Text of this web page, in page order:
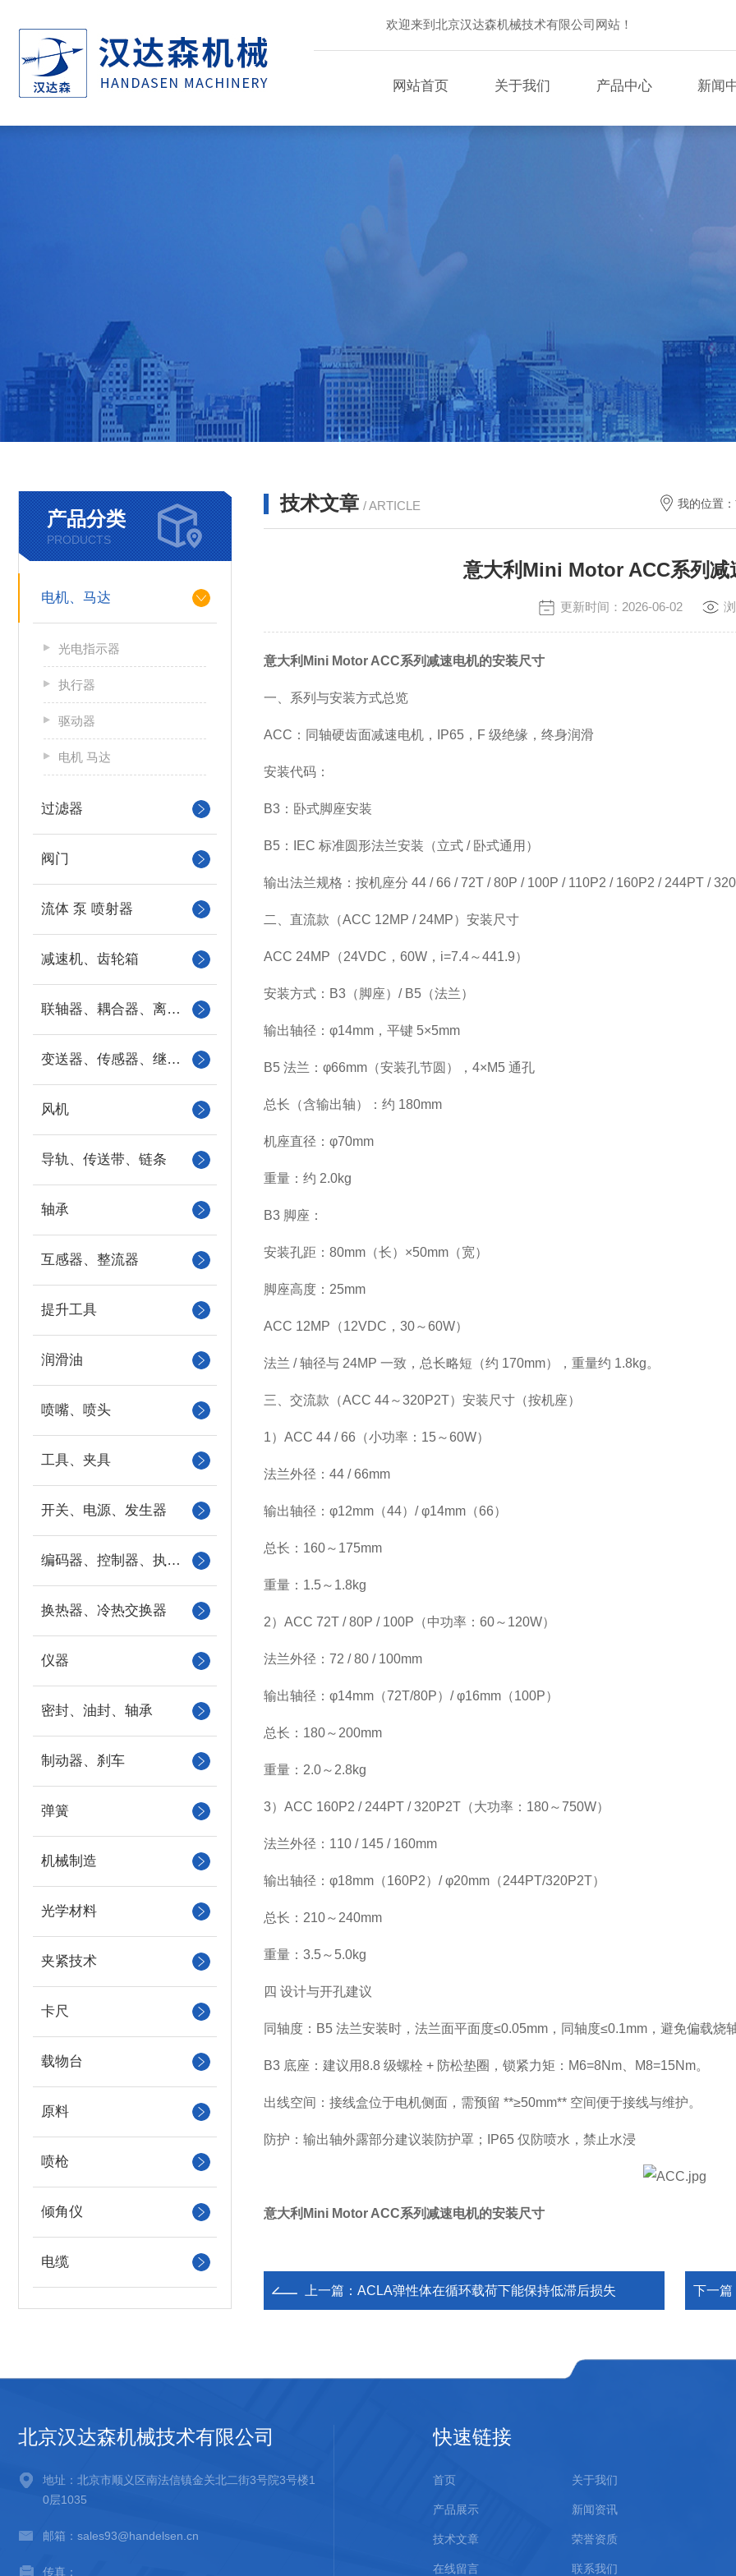
欢迎来到北京汉达森机械技术有限公司网站！
网站首页 关于我们 产品中心 新闻
产品分类
PRODUCTS
电机、马达
光电指示器
执行器
驱动器
电机 马达
过滤器
阀门
流体 泵 喷射器
减速机、齿轮箱
联轴器、耦合器、离合器
变送器、传感器、继电器
风机
导轨、传送带、链条
轴承
互感器、整流器
提升工具
润滑油
喷嘴、喷头
工具、夹具
开关、电源、发生器
编码器、控制器、执行器
换热器、冷热交换器
仪器
密封、油封、轴承
制动器、刹车
弹簧
机械制造
光学材料
夹紧技术
卡尺
载物台
原料
喷枪
倾角仪
电缆
技术文章 / ARTICLE 我的位置：
意大利Mini Motor ACC系列减
更新时间：2026-06-02
意大利Mini Motor ACC系列减速电机的安装尺寸
一、系列与安装方式总览
ACC：同轴硬齿面减速电机，IP65，F 级绝缘，终身润滑
安装代码：
B3：卧式脚座安装
B5：IEC 标准圆形法兰安装（立式 / 卧式通用）
输出法兰规格：按机座分 44 / 66 / 72T / 80P / 100P / 110P2 / 160P2 / 244PT /
二、直流款（ACC 12MP / 24MP）安装尺寸
ACC 24MP（24VDC，60W，i=7.4～441.9）
安装方式：B3（脚座）/ B5（法兰）
输出轴径：φ14mm，平键 5×5mm
B5 法兰：φ66mm（安装孔节圆），4×M5 通孔
总长（含输出轴）：约 180mm
机座直径：φ70mm
重量：约 2.0kg
B3 脚座：
安装孔距：80mm（长）×50mm（宽）
脚座高度：25mm
ACC 12MP（12VDC，30～60W）
法兰 / 轴径与 24MP 一致，总长略短（约 170mm），重量约 1.8kg。
三、交流款（ACC 44～320P2T）安装尺寸（按机座）
1）ACC 44 / 66（小功率：15～60W）
法兰外径：44 / 66mm
输出轴径：φ12mm（44）/ φ14mm（66）
总长：160～175mm
重量：1.5～1.8kg
2）ACC 72T / 80P / 100P（中功率：60～120W）
法兰外径：72 / 80 / 100mm
输出轴径：φ14mm（72T/80P）/ φ16mm（100P）
总长：180～200mm
重量：2.0～2.8kg
3）ACC 160P2 / 244PT / 320P2T（大功率：180～750W）
法兰外径：110 / 145 / 160mm
输出轴径：φ18mm（160P2）/ φ20mm（244PT/320P2T）
总长：210～240mm
重量：3.5～5.0kg
四 设计与开孔建议
同轴度：B5 法兰安装时，法兰面平面度≤0.05mm，同轴度≤0.1mm，避免偏载烧
B3 底座：建议用8.8 级螺栓 + 防松垫圈，锁紧力矩：M6=8Nm、M8=15Nm。
出线空间：接线盒位于电机侧面，需预留 **≥50mm** 空间便于接线与维护。
防护：输出轴外露部分建议装防护罩；IP65 仅防喷水，禁止水浸
意大利Mini Motor ACC系列减速电机的安装尺寸
上一篇： ACLA弹性体在循环载荷下能保持低滞后损失 下一篇
北京汉达森机械技术有限公司
地址：北京市顺义区南法信镇金关北二街3号院3号楼1
0层1035
邮箱：sales93@handelsen.cn
传真：
快速链接
首页 关于我们
产品展示 新闻资讯
技术文章 荣誉资质
在线留言 联系我们